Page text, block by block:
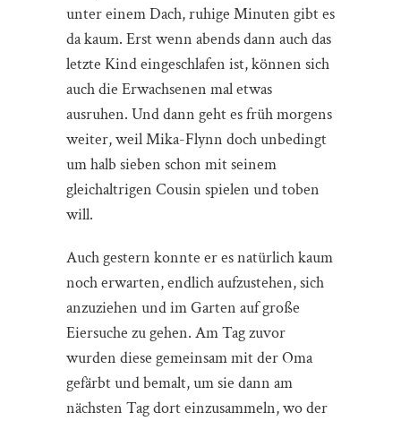
unter einem Dach, ruhige Minuten gibt es
da kaum. Erst wenn abends dann auch das
letzte Kind eingeschlafen ist, können sich
auch die Erwachsenen mal etwas
ausruhen. Und dann geht es früh morgens
weiter, weil Mika-Flynn doch unbedingt
um halb sieben schon mit seinem
gleichaltrigen Cousin spielen und toben
will.
Auch gestern konnte er es natürlich kaum
noch erwarten, endlich aufzustehen, sich
anzuziehen und im Garten auf große
Eiersuche zu gehen. Am Tag zuvor
wurden diese gemeinsam mit der Oma
gefärbt und bemalt, um sie dann am
nächsten Tag dort einzusammeln, wo der